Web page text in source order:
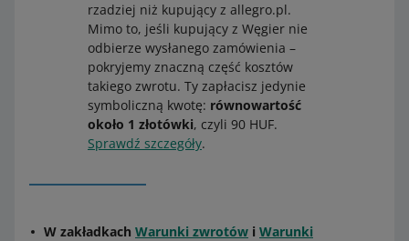
rzadziej niż kupujący z allegro.pl.
Mimo to, jeśli kupujący z Węgier nie
odbierze wysłanego zamówienia –
pokryjemy znaczną część kosztów
takiego zwrotu. Ty zapłacisz jedynie
symboliczną kwotę: równowartość
około 1 złotówki, czyli 90 HUF.
Sprawdź szczegóły.
W zakładkach Warunki zwrotów i Warunki